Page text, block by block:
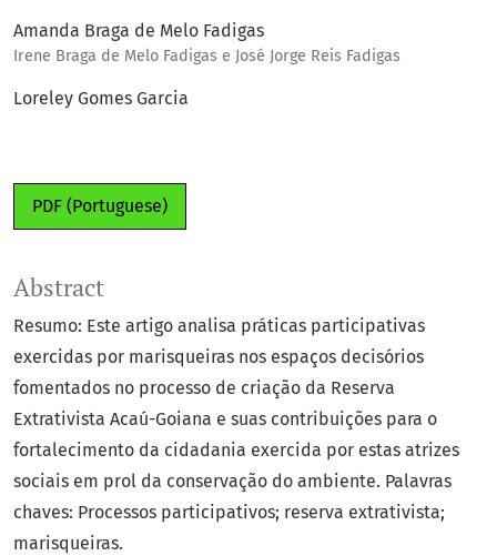
Amanda Braga de Melo Fadigas
Irene Braga de Melo Fadigas e José Jorge Reis Fadigas
Loreley Gomes Garcia
PDF (Portuguese)
Abstract
Resumo: Este artigo analisa práticas participativas
exercidas por marisqueiras nos espaços decisórios
fomentados no processo de criação da Reserva
Extrativista Acaú-Goiana e suas contribuições para o
fortalecimento da cidadania exercida por estas atrizes
sociais em prol da conservação do ambiente. Palavras
chaves: Processos participativos; reserva extrativista;
marisqueiras.